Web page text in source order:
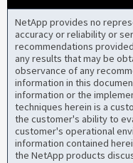
NetApp provides no
accuracy or reliability or
recommendations
any results that may be
observance of any
information in this
information or the
techniques herein is a
the customer's ability to
customer's operational
information contained
the NetApp products